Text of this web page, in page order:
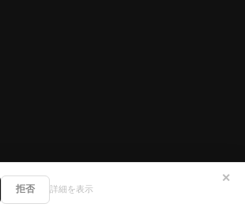
拒否 詳細を表示
✕